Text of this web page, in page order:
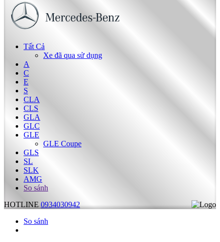
Tất Cả
Xe đã qua sử dụng
A
C
E
S
CLA
CLS
GLA
GLC
GLE
GLE Coupe
GLS
SL
SLK
AMG
So sánh
HOTLINE 0934030942
So sánh